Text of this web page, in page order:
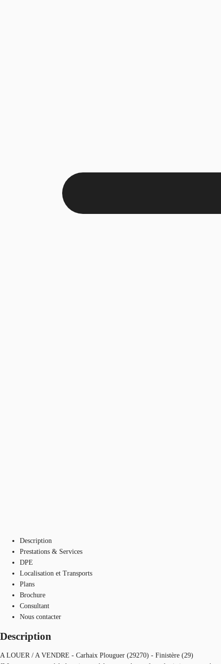
Description
Prestations & Services
DPE
Localisation et Transports
Plans
Brochure
Consultant
Nous contacter
Description
A LOUER / A VENDRE - Carhaix Plouguer (29270) - Finistère (29)